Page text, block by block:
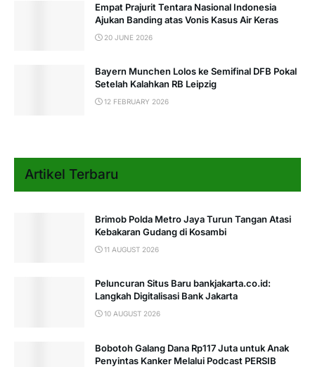
Empat Prajurit Tentara Nasional Indonesia
Ajukan Banding atas Vonis Kasus Air Keras
20 JUNE 2026
Bayern Munchen Lolos ke Semifinal DFB Pokal
Setelah Kalahkan RB Leipzig
12 FEBRUARY 2026
Artikel Terbaru
Brimob Polda Metro Jaya Turun Tangan Atasi
Kebakaran Gudang di Kosambi
11 AUGUST 2026
Peluncuran Situs Baru bankjakarta.co.id:
Langkah Digitalisasi Bank Jakarta
10 AUGUST 2026
Bobotoh Galang Dana Rp117 Juta untuk Anak
Penyintas Kanker Melalui Podcast PERSIB